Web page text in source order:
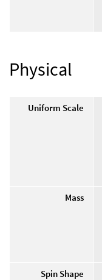
Physical
Uniform Scale
Mass
Spin Shape